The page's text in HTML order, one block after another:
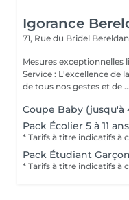
Igorance
71, Rue du Bridel
Mesures exceptionnelles liées au
Service : L'excellence de
de tous nos gestes et de ...
Coupe Baby (jusqu'à
Pack Écolier 5 à 11 ans
Pack Étudiant Garçon